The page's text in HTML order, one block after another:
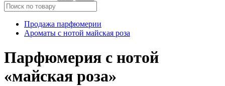
Продажа парфюмерии
Ароматы с нотой майская роза
Парфюмерия с нотой
«майская роза»